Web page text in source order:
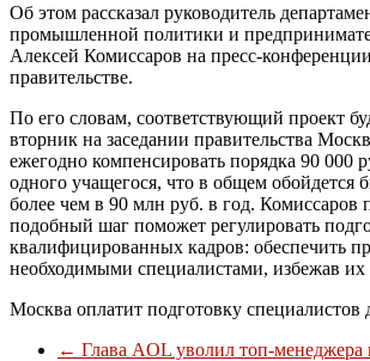
Об этом рассказал руководитель
промышленной политики и
Алексей Комиссаров на пресс-
правительстве.
По его словам, соответствующий проект
вторник на заседании правительства
ежегодно компенсировать порядка 90 000
одного учащегося, что в общем обойдется
более чем в 90 млн руб. в год. Комиссаров
подобный шаг поможет регулировать
квалифицированных кадров: обеспечить
необходимыми специалистами, избежав их
Москва оплатит подготовку специалистов
← Глава AOL уволил топ-менеджера